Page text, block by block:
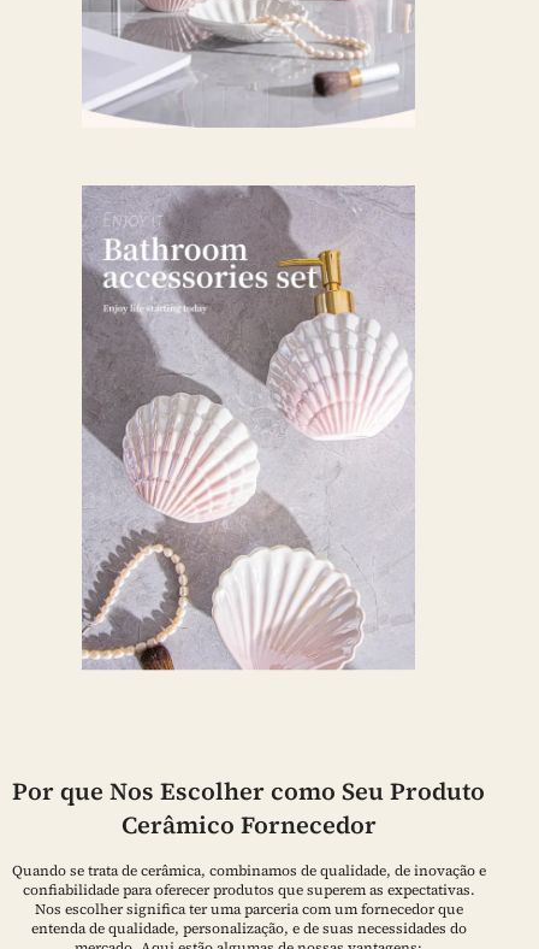
Por que Nos Escolher como Seu Produto
Cerâmico Fornecedor
Quando se trata de cerâmica, combinamos de qualidade, de inovação e
confiabilidade para oferecer produtos que superem as expectativas.
Nos escolher significa ter uma parceria com um fornecedor que
entenda de qualidade, personalização, e de suas necessidades do